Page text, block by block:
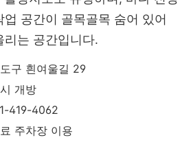
공간이 골목골목 숨어 있어
리는 공간입니다.
구 흰여울길 29
개방
419-4062
주차장 이용